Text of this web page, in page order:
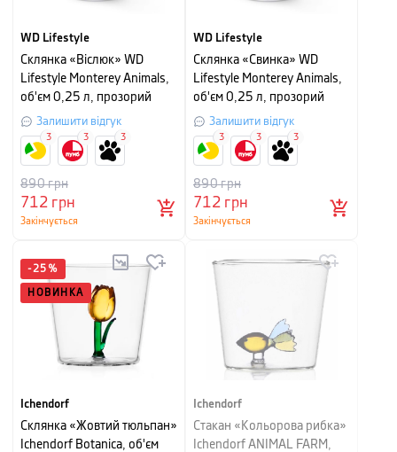
WD Lifestyle
Склянка «Віслюк» WD
Lifestyle Monterey Animals,
об'єм 0,25 л, прозорий
Залишити відгук
712 грн
890грн
Закінчується
3 3 3
WD Lifestyle
Склянка «Свинка» WD
Lifestyle Monterey Animals,
об'єм 0,25 л, прозорий
Залишити відгук
712 грн
890грн
Закінчується
3 3 3
-25 %
НОВИНКА
Ichendorf
Склянка «Жовтий тюльпан»
Ichendorf Botanica, об'єм
Ichendorf
Стакан «Кольорова рибка»
Ichendorf ANIMAL FARM,